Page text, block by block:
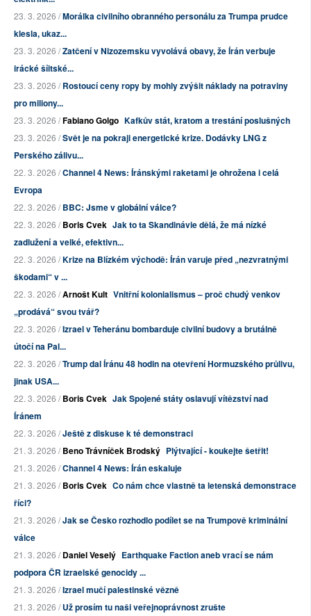
23. 3. 2026 /Morálka civilního obranného personálu za Trumpa prudce
klesla, ukaz...
23. 3. 2026 /Zatčení v Nizozemsku vyvolává obavy, že Írán verbuje
irácké šíitské...
23. 3. 2026 /Rostoucí ceny ropy by mohly zvýšit náklady na potraviny
pro miliony...
23. 3. 2026 /Fabiano Golgo Kafkův stát, kratom a trestání poslušných
23. 3. 2026 /Svět je na pokraji energetické krize. Dodávky LNG z
Perského zálivu...
22. 3. 2026 /Channel 4 News: Íránskými raketami je ohrožena i celá
Evropa
22. 3. 2026 /BBC: Jsme v globální válce?
22. 3. 2026 /Boris Cvek Jak to ta Skandinávie dělá, že má nízké
zadlužení a velké, efektivn...
22. 3. 2026 /Krize na Blízkém východě: Írán varuje před „nezvratnými
škodami“ v ...
22. 3. 2026 /Arnošt Kult Vnitřní kolonialismus – proč chudý venkov
„prodává“ svou tvář?
22. 3. 2026 /Izrael v Teheránu bombarduje civilní budovy a brutálně
útočí na Pal...
22. 3. 2026 /Trump dal Íránu 48 hodin na otevření Hormuzského průlivu,
jinak USA...
22. 3. 2026 /Boris Cvek Jak Spojené státy oslavují vítězství nad
Íránem
22. 3. 2026 /Ještě z diskuse k té demonstraci
21. 3. 2026 /Beno Trávníček Brodský Plýtvající - koukejte šetřit!
21. 3. 2026 /Channel 4 News: Írán eskaluje
21. 3. 2026 /Boris Cvek Co nám chce vlastně ta letenská demonstrace
říci?
21. 3. 2026 /Jak se Česko rozhodlo podílet se na Trumpově kriminální
válce
21. 3. 2026 /Daniel Veselý Earthquake Faction aneb vrací se nám
podpora ČR izraelské genocidy ...
21. 3. 2026 /Izrael mučí palestinské vězně
21. 3. 2026 /Už prosím tu naši veřejnoprávnost zrušte